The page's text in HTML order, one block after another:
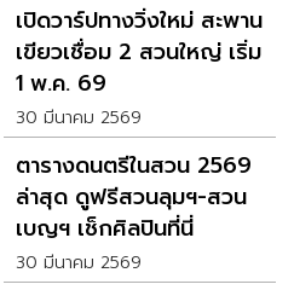
เปิดวาร์ปทางวิ่งใหม่ สะพาน
เขียวเชื่อม 2 สวนใหญ่ เริ่ม
1 พ.ค. 69
30 มีนาคม 2569
ตารางดนตรีในสวน 2569
ล่าสุด ดูฟรีสวนลุมฯ-สวน
เบญฯ เช็กศิลปินที่นี่
30 มีนาคม 2569